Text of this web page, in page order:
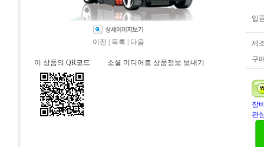
이전 목록 다음
이 상품의 QR코드 소셜 미디어로 상품정보 보내기
입
제
구
장
관